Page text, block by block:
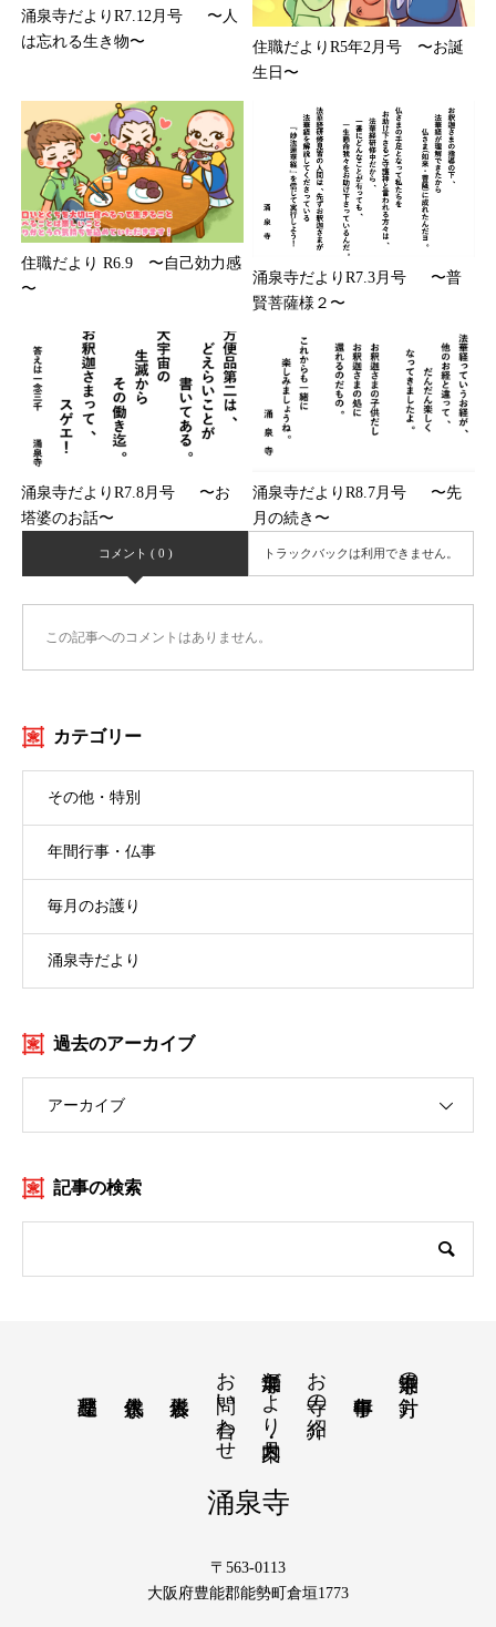
涌泉寺だよりR7.12月号 〜人
は忘れる生き物〜
住職だよりR5年2月号 〜お誕
生日〜
住職だより R6.9 〜自己効力感
〜
涌泉寺だよりR7.3月号 〜普
賢菩薩様２〜
涌泉寺だよりR7.8月号 〜お
塔婆のお話〜
涌泉寺だよりR8.7月号 〜先
月の続き〜
コメント ( 0 ) トラックバックは利用できません。
この記事へのコメントはありません。
カテゴリー
その他・特別
年間行事・仏事
毎月のお護り
涌泉寺だより
過去のアーカイブ
アーカイブ
記事の検索
涌泉寺の方針
お寺の紹介
涌泉寺だより・月案内
お問い合わせ
涌泉寺
〒563-0113
大阪府豊能郡能勢町倉垣1773